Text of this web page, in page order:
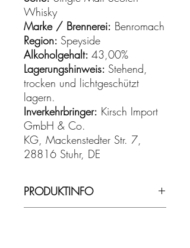
Whisky
Marke / Brennerei: Benromach
Region: Speyside
Alkoholgehalt: 43,00%
Lagerungshinweis: Stehend,
trocken und lichtgeschützt
lagern.
Inverkehrbringer: Kirsch Import
GmbH & Co.
KG, Mackenstedter Str. 7,
28816 Stuhr, DE
PRODUKTINFO